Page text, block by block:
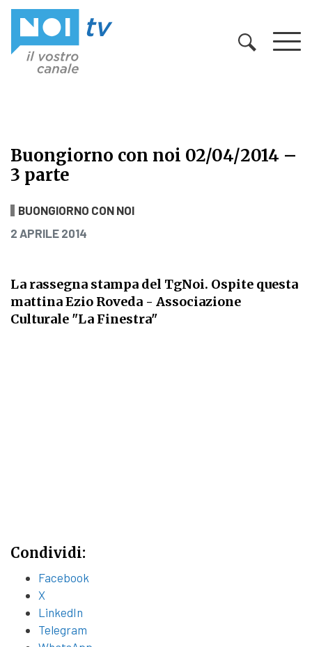
Buongiorno con noi 02/04/2014 –
3 parte
Buongiorno con noi 02/04/2014 –
BUONGIORNO CON NOI
PUBBLICATO IL
2 APRILE 2014
La rassegna stampa del TgNoi. Ospite questa
mattina Ezio Roveda - Associazione
Culturale "La Finestra"
Condividi:
Facebook
X
LinkedIn
Telegram